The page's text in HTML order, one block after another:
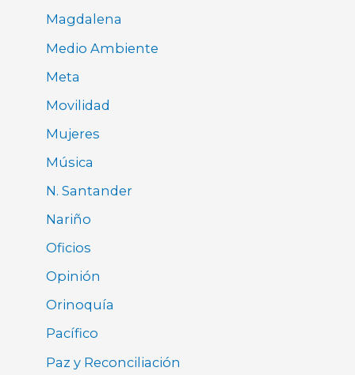
Magdalena
Medio Ambiente
Meta
Movilidad
Mujeres
Música
N. Santander
Nariño
Oficios
Opinión
Orinoquía
Pacífico
Paz y Reconciliación